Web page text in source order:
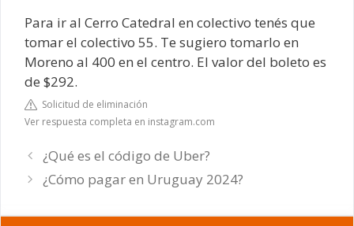
Para ir al Cerro Catedral en colectivo tenés que
tomar el colectivo 55. Te sugiero tomarlo en
Moreno al 400 en el centro. El valor del boleto es
de $292.
Solicitud de eliminación
Ver respuesta completa en instagram.com
¿Qué es el código de Uber?
¿Cómo pagar en Uruguay 2024?